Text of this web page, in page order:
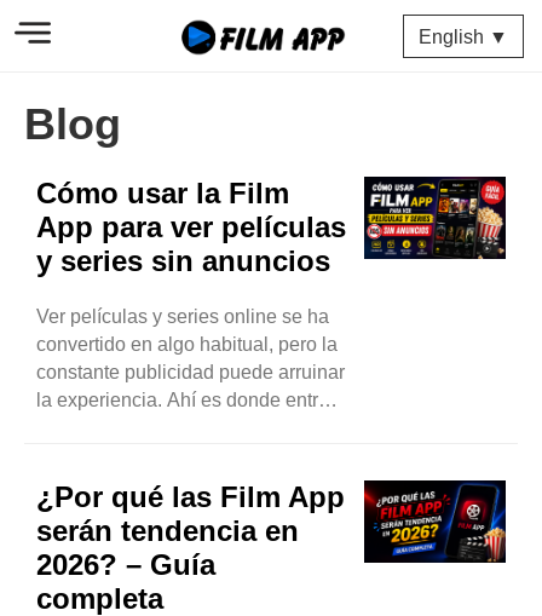
English ▼
Blog
Cómo usar la Film
App para ver películas
y series sin anuncios
Ver películas y series online se ha
convertido en algo habitual, pero la
constante publicidad puede arruinar
la experiencia. Ahí es donde entra
sin interrupciones, brindando a los
usuarios una experiencia de
visualización más fluida y
agradable. Mucha gente...
¿Por qué las Film App
serán tendencia en
2026? – Guía
completa